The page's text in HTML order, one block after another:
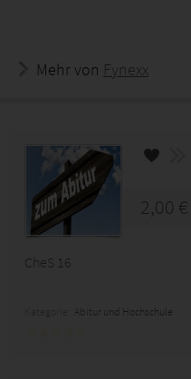
Mehr von Fynexx
2,00 €
CheS 16
Abitur und Hochschule